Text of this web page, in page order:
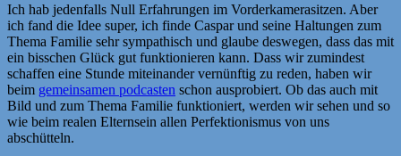
Ich hab jedenfalls Null Erfahrungen im Vorderkamerasitzen. Aber
ich fand die Idee super, ich finde Caspar und seine Haltungen zum
Thema Familie sehr sympathisch und glaube deswegen, dass das mit
ein bisschen Glück gut funktionieren kann. Dass wir zumindest
schaffen eine Stunde miteinander vernünftig zu reden, haben wir
beim gemeinsamen podcasten schon ausprobiert. Ob das auch mit
Bild und zum Thema Familie funktioniert, werden wir sehen und so
wie beim realen Elternsein allen Perfektionismus von uns
abschütteln.